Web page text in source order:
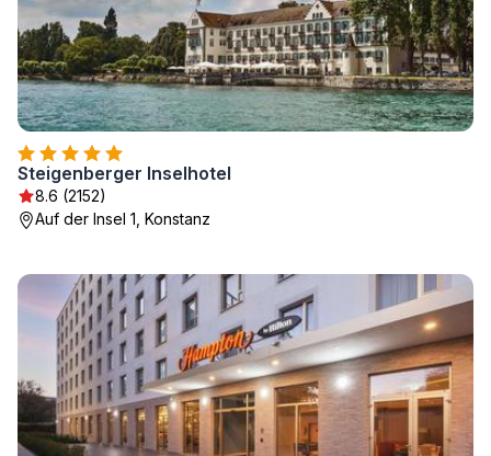
Steigenberger Inselhotel
8.6 (2152)
Auf der Insel 1, Konstanz